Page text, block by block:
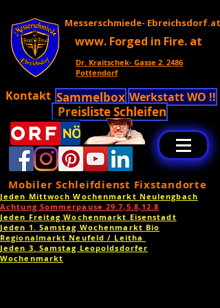
Messerschmiede- Ebreichsdorf.at
www. Forged in Fire. at
Dr. Kraitschek- Gasse 2. 2486
Pottendorf
Kontakt Sammelbox Werkstatt WO !!
Preisliste Schleifen
Mobiler Schleifdienst Fixstandorte
Jeden Mittwoch Wochenmarkt Neulengbach
Achtung Sommerpause 29.7,5.8,12.8
Jeden Freitag Wochenmarkt Eisenstadt
Jeden 1. Samstag Wochenmarkt Bio
Regionalmarkt Neufeld / Leitha
Jeden 3. Samstag Leopoldsdorfer
Wochenmarkt